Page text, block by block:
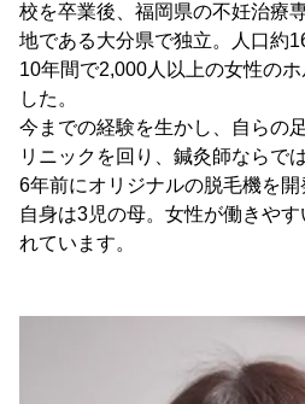
校を卒業後、福岡県の不妊治療
地である大分県で独立。人口約
10年間で2,000人以上の女性の
した。
今までの経験を生かし、自らの
リニックを回り、鍼灸師ならで
6年前にオリジナルの脱毛機を開
自身は3児の母。女性が働きや
れています。